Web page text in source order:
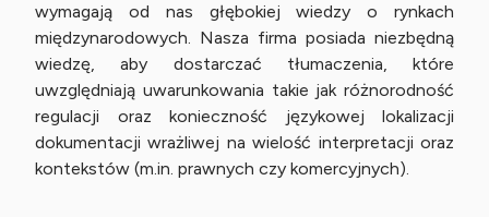
wymagają od nas głębokiej wiedzy o rynkach
międzynarodowych. Nasza firma posiada niezbędną
wiedzę, aby dostarczać tłumaczenia, które
uwzględniają uwarunkowania takie jak różnorodność
regulacji oraz konieczność językowej lokalizacji
dokumentacji wrażliwej na wielość interpretacji oraz
kontekstów (m.in. prawnych czy komercyjnych).